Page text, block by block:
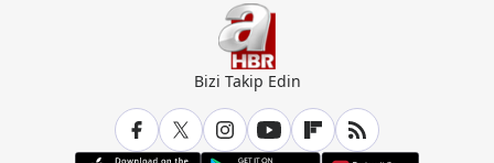
Bizi Takip Edin